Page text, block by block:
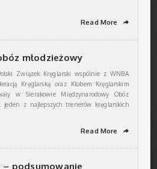
Read More ➦
młodzieżowy
Związek Kręglarski wspólnie z WNBA
Kręglarską oraz Klubem Kręglarskim
w Sierakowie Międzynarodowy Obóz
jeden z najlepszych trenerów kręglarskich
Read More ➦
– podsumowanie